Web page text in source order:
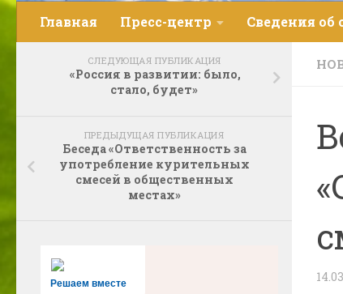
Главная Пресс-центр Сведения об
СЛЕДУЮЩАЯ ПУБЛИКАЦИЯ
«Россия в развитии: было,
стало, будет»
ПРЕДЫДУЩАЯ ПУБЛИКАЦИЯ
Беседа «Ответственность за
употребление курительных
смесей в общественных
местах»
Решаем вместе